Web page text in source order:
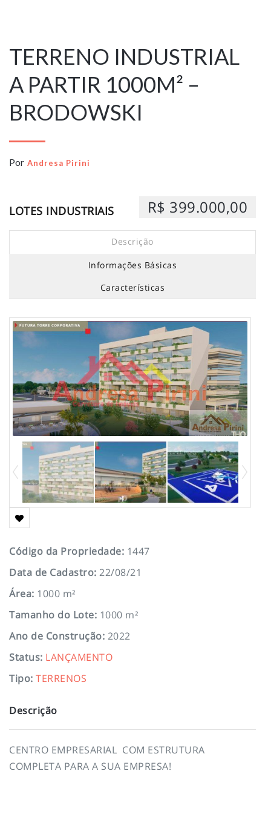
TERRENO INDUSTRIAL
A PARTIR 1000M² –
BRODOWSKI
Por Andresa Pirini
LOTES INDUSTRIAIS R$ 399.000,00
Descrição
Informações Básicas
Características
Código da Propriedade: 1447
Data de Cadastro: 22/08/21
Área: 1000 m²
Tamanho do Lote: 1000 m²
Ano de Construção: 2022
Status: LANÇAMENTO
Tipo: TERRENOS
Descrição
CENTRO EMPRESARIAL COM ESTRUTURA
COMPLETA PARA A SUA EMPRESA!